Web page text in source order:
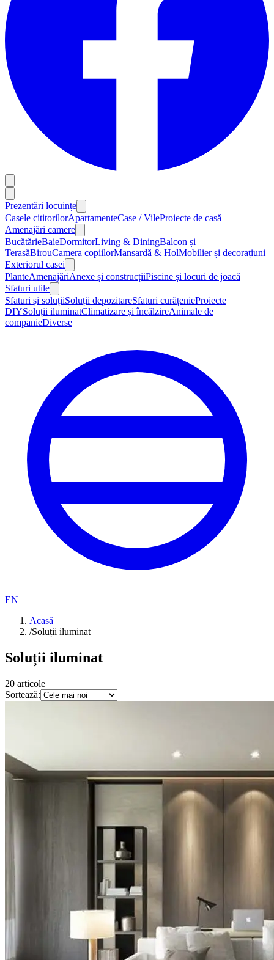
Prezentări locuințe
Casele cititorilorApartamenteCase / VileProiecte de casă
Amenajări camere
BucătărieBaieDormitorLiving & DiningBalcon și
TerasăBirouCamera copiilorMansardă & HolMobilier și decorațiuni
Exteriorul casei
PlanteAmenajăriAnexe și construcțiiPiscine și locuri de joacă
Sfaturi utile
Sfaturi și soluțiiSoluții depozitareSfaturi curățenieProiecte
DIYSoluții iluminatClimatizare și încălzireAnimale de
companieDiverse
EN
Acasă
/Soluții iluminat
Soluții iluminat
20 articole
Sortează: